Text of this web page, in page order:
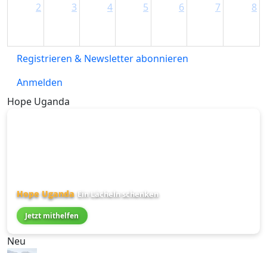
2 3 4 5 6 7 8
Registrieren & Newsletter abonnieren
Anmelden
Hope Uganda
Hope Uganda Ein Lächeln schenken
Jetzt mithelfen
Neu